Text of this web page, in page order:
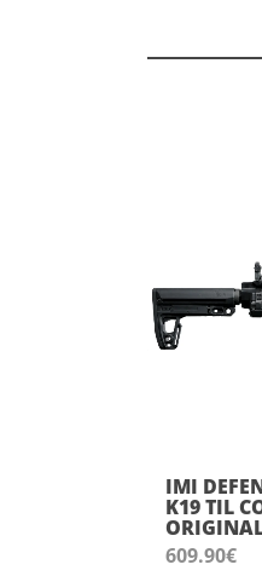
IMI
K19 TIL
609.90€